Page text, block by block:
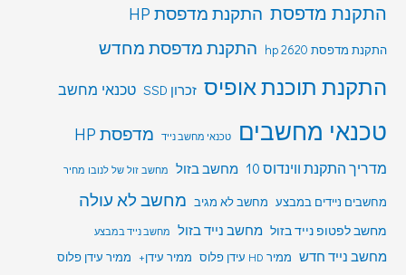
התקנת מדפסת התקנת מדפסת HP
התקנת מדפסת hp 2620 התקנת מדפסת מחדש
התקנת תוכנת אופיס זכרון SSD טכנאי מחשב
טכנאי מחשבים טכנאי מחשב נייד מדפסת HP
מדריך התקנת ווינדוס 10 מחשב בזול מחשב זול של לנובו מחיר
מחשבים ניידים במבצע מחשב לא מגיב מחשב לא עולה
מחשב לפטופ נייד בזול מחשב נייד בזול מחשב נייד במבצע
מחשב נייד חדש ממיר HD עידן פלוס ממיר עידן+ ממיר עידן פלוס